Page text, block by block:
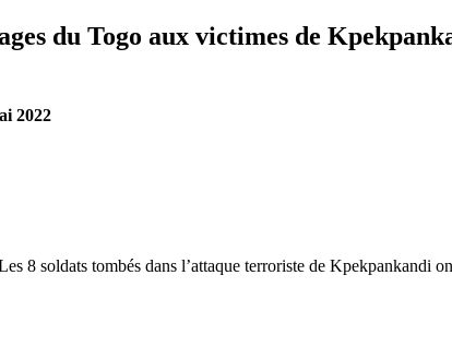
du Togo aux victimes de
2022
8 soldats tombés dans l’attaque terroriste de